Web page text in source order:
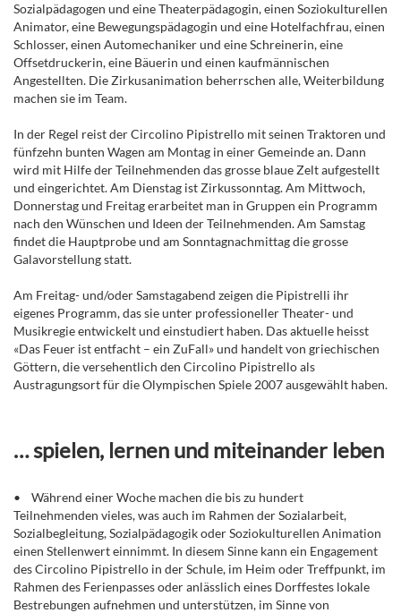
Sozialpädagogen und eine Theaterpädagogin, einen Soziokulturellen
Animator, eine Bewegungspädagogin und eine Hotelfachfrau, einen
Schlosser, einen Automechaniker und eine Schreinerin, eine
Offsetdruckerin, eine Bäuerin und einen kaufmännischen
Angestellten. Die Zirkusanimation beherrschen alle, Weiterbildung
machen sie im Team.
In der Regel reist der Circolino Pipistrello mit seinen Traktoren und
fünfzehn bunten Wagen am Montag in einer Gemeinde an. Dann
wird mit Hilfe der Teilnehmenden das grosse blaue Zelt aufgestellt
und eingerichtet. Am Dienstag ist Zirkussonntag. Am Mittwoch,
Donnerstag und Freitag erarbeitet man in Gruppen ein Programm
nach den Wünschen und Ideen der Teilnehmenden. Am Samstag
findet die Hauptprobe und am Sonntagnachmittag die grosse
Galavorstellung statt.
Am Freitag- und/oder Samstagabend zeigen die Pipistrelli ihr
eigenes Programm, das sie unter professioneller Theater- und
Musikregie entwickelt und einstudiert haben. Das aktuelle heisst
«Das Feuer ist entfacht – ein ZuFall» und handelt von griechischen
Göttern, die versehentlich den Circolino Pipistrello als
Austragungsort für die Olympischen Spiele 2007 ausgewählt haben.
… spielen, lernen und miteinander leben
• Während einer Woche machen die bis zu hundert
Teilnehmenden vieles, was auch im Rahmen der Sozialarbeit,
Sozialbegleitung, Sozialpädagogik oder Soziokulturellen Animation
einen Stellenwert einnimmt. In diesem Sinne kann ein Engagement
des Circolino Pipistrello in der Schule, im Heim oder Treffpunkt, im
Rahmen des Ferienpasses oder anlässlich eines Dorffestes lokale
Bestrebungen aufnehmen und unterstützen, im Sinne von